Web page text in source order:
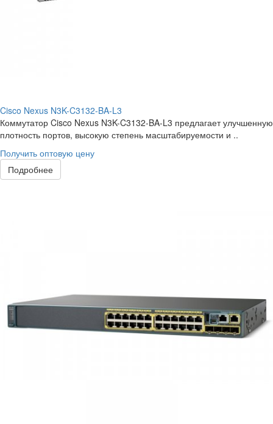
Cisco Nexus N3K-C3132-BA-L3
Коммутатор Cisco Nexus N3K-C3132-BA-L3 предлагает улучшенную
плотность портов, высокую степень масштабируемости и ..
Получить оптовую цену
Подробнее